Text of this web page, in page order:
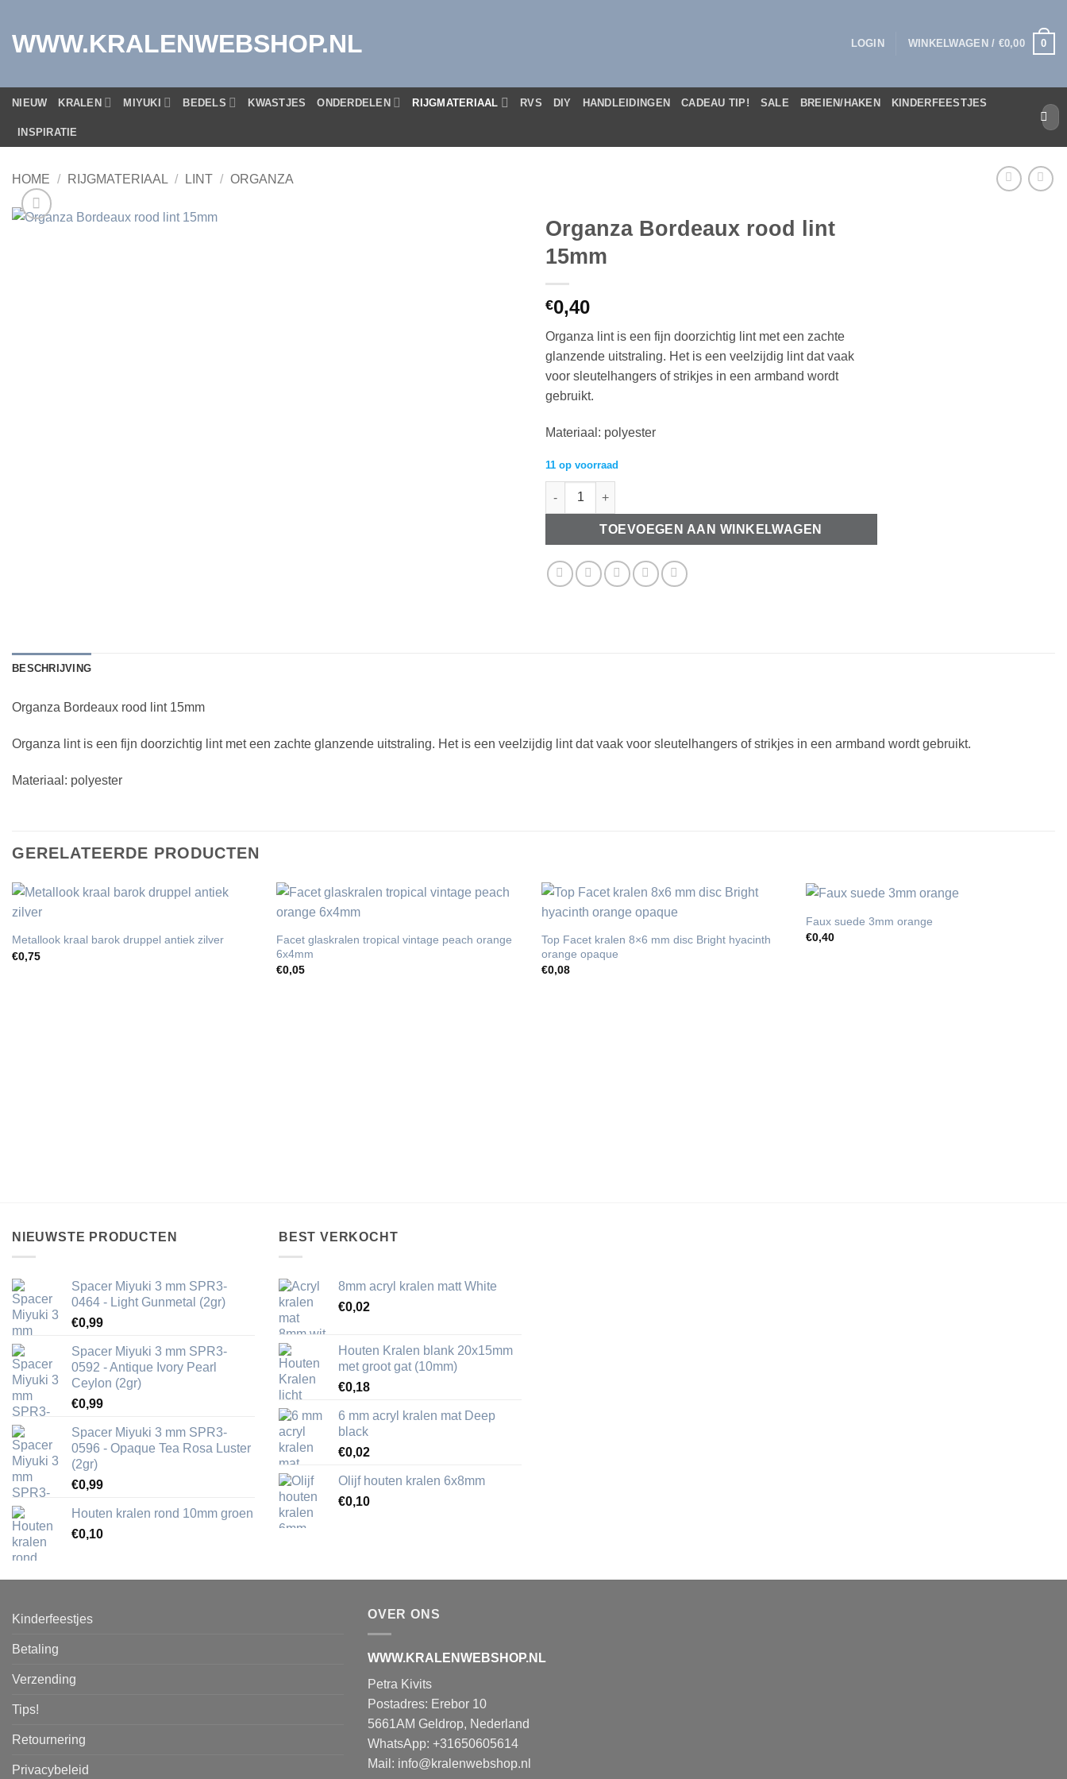
inhoud
WWW.KRALENWEBSHOP.NL LOGIN WINKELWAGEN / €0,00 0
NIEUW KRALEN MIYUKI BEDELS KWASTJES ONDERDELEN RIJGMATERIAAL RVS DIY HANDLEIDINGEN CADEAU TIP! SALE BREIEN/HAKEN KINDERFEESTJES
INSPIRATIE
naar:
HOME / RIJGMATERIAAL / LINT / ORGANZA
Organza Bordeaux rood lint
15mm
€0,40
Organza lint is een fijn doorzichtig lint met een zachte
glanzende uitstraling. Het is een veelzijdig lint dat vaak
voor sleutelhangers of strikjes in een armband wordt
gebruikt.
Materiaal: polyester
11 op voorraad
Organza Bordeaux rood lint 15mm aantal
TOEVOEGEN AAN WINKELWAGEN
BESCHRIJVING
Organza Bordeaux rood lint 15mm
Organza lint is een fijn doorzichtig lint met een zachte glanzende uitstraling. Het is een veelzijdig lint dat vaak voor sleutelhangers of strikjes in een armband wordt gebruikt.
Materiaal: polyester
GERELATEERDE PRODUCTEN
Metallook kraal barok druppel antiek zilver
€0,75
Facet glaskralen tropical vintage peach orange
6x4mm
€0,05
Top Facet kralen 8×6 mm disc Bright hyacinth
orange opaque
€0,08
Faux suede 3mm orange
€0,40
NIEUWSTE PRODUCTEN
Spacer Miyuki 3 mm SPR3-
0464 - Light Gunmetal (2gr)
€0,99
Spacer Miyuki 3 mm SPR3-
0592 - Antique Ivory Pearl
Ceylon (2gr)
€0,99
Spacer Miyuki 3 mm SPR3-
0596 - Opaque Tea Rosa Luster
(2gr)
€0,99
Houten kralen rond 10mm groen
€0,10
BEST VERKOCHT
8mm acryl kralen matt White
€0,02
Houten Kralen blank 20x15mm
met groot gat (10mm)
€0,18
6 mm acryl kralen mat Deep
black
€0,02
Olijf houten kralen 6x8mm
€0,10
Kinderfeestjes
Betaling
Verzending
Tips!
Retournering
Privacybeleid
OVER ONS
WWW.KRALENWEBSHOP.NL
Petra Kivits
Postadres: Erebor 10
5661AM Geldrop, Nederland
WhatsApp: +31650605614
Mail: info@kralenwebshop.nl